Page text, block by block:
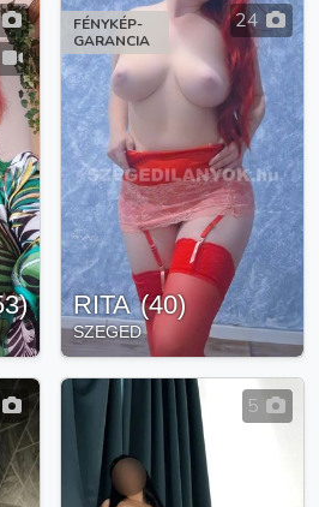
)
FÉNYKÉP-
GARANCIA
24
RITA (40)
SZEGED
5